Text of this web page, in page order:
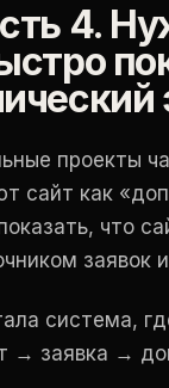
4.
проекты
сайт как
что
заявок
система,
→ заявка →